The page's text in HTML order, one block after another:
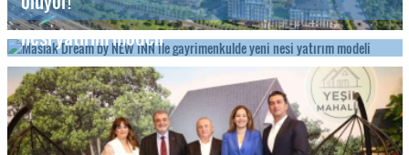
Maslak Dream by NEW INN ile gayrimenkulde yeni
nesi yatırım modeli